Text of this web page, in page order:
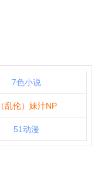
7色小说
（乱伦）妹汁NP
51动漫